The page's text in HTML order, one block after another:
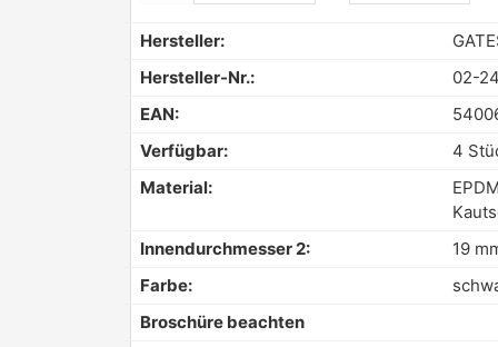
Hersteller:
Hersteller-Nr.:
02-
EAN:
Verfügbar:
4
Material:
Innendurchmesser 2: 19
Farbe:
Broschüre beachten